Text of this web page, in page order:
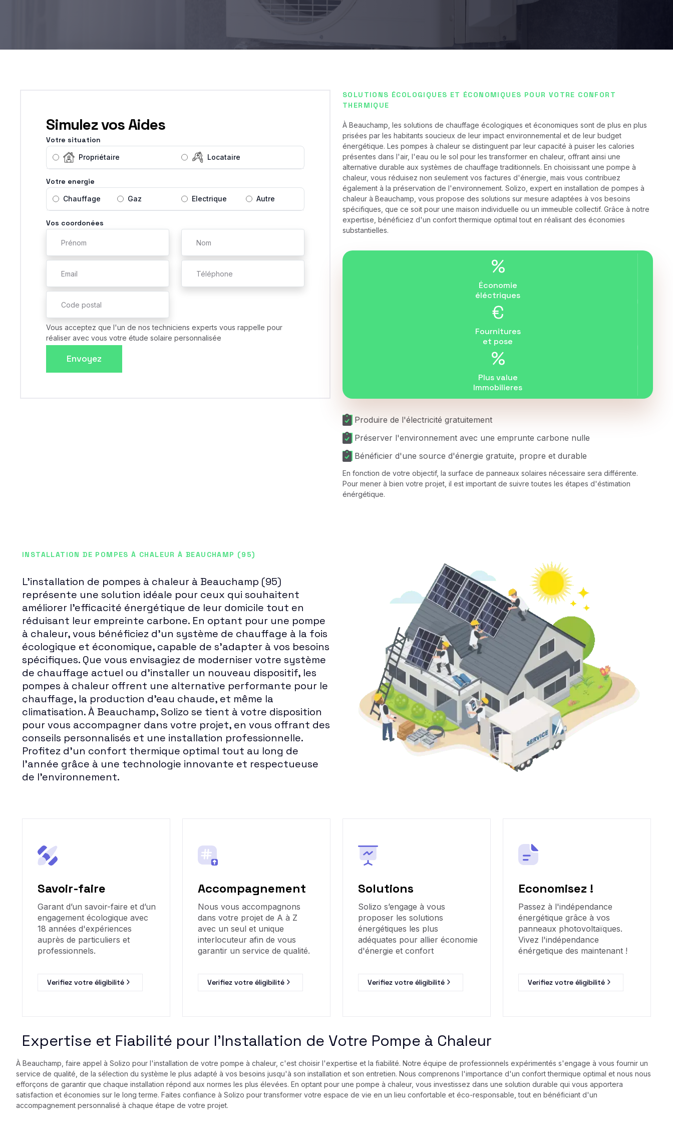
SOLUTIONS ÉCOLOGIQUES ET ÉCONOMIQUES POUR VOTRE CONFORT
THERMIQUE
À Beauchamp, les solutions de chauffage écologiques et économiques sont de plus en plus
prisées par les habitants soucieux de leur impact environnemental et de leur budget
énergétique. Les pompes à chaleur se distinguent par leur capacité à puiser les calories
présentes dans l'air, l'eau ou le sol pour les transformer en chaleur, offrant ainsi une
alternative durable aux systèmes de chauffage traditionnels. En choisissant une pompe à
chaleur, vous réduisez non seulement vos factures d'énergie, mais vous contribuez
également à la préservation de l'environnement. Solizo, expert en installation de pompes à
chaleur à Beauchamp, vous propose des solutions sur mesure adaptées à vos besoins
spécifiques, que ce soit pour une maison individuelle ou un immeuble collectif. Grâce à notre
expertise, bénéficiez d'un confort thermique optimal tout en réalisant des économies
substantielles.
%
Économie
éléctriques
€
Fournitures
et pose
%
Plus value
Immobilieres
Produire de l'électricité gratuitement
Préserver l'environnement avec une emprunte carbone nulle
Bénéficier d'une source d'énergie gratuite, propre et durable
En fonction de votre objectif, la surface de panneaux solaires nécessaire sera différente.
Pour mener à bien votre projet, il est important de suivre toutes les étapes d'éstimation
énérgétique.
Simulez vos Aides
Votre situation
Propriétaire Locataire
Votre energie
Chauffage Gaz Electrique Autre
Vos coordonées
Vous acceptez que l'un de nos techniciens experts vous rappelle pour
réaliser avec vous votre étude solaire personnalisée
Envoyez
INSTALLATION DE POMPES À CHALEUR À BEAUCHAMP (95)
L'installation de pompes à chaleur à Beauchamp (95)
représente une solution idéale pour ceux qui souhaitent
améliorer l'efficacité énergétique de leur domicile tout en
réduisant leur empreinte carbone. En optant pour une pompe
à chaleur, vous bénéficiez d'un système de chauffage à la fois
écologique et économique, capable de s'adapter à vos besoins
spécifiques. Que vous envisagiez de moderniser votre système
de chauffage actuel ou d'installer un nouveau dispositif, les
pompes à chaleur offrent une alternative performante pour le
chauffage, la production d'eau chaude, et même la
climatisation. À Beauchamp, Solizo se tient à votre disposition
pour vous accompagner dans votre projet, en vous offrant des
conseils personnalisés et une installation professionnelle.
Profitez d'un confort thermique optimal tout au long de
l'année grâce à une technologie innovante et respectueuse
de l'environnement.
Savoir-faire
Garant d’un savoir-faire et d’un
engagement écologique avec
18 années d'expériences
auprès de particuliers et
professionnels.
Verifiez votre éligibilité
Accompagnement
Nous vous accompagnons
dans votre projet de A à Z
avec un seul et unique
interlocuteur afin de vous
garantir un service de qualité.
Verifiez votre éligibilité
Solutions
Solizo s’engage à vous
proposer les solutions
énergétiques les plus
adéquates pour allier économie
d'énergie et confort
Verifiez votre éligibilité
Economisez !
Passez à l'indépendance
énergétique grâce à vos
panneaux photovoltaïques.
Vivez l'indépendance
énérgetique des maintenant !
Verifiez votre éligibilité
Expertise et Fiabilité pour l'Installation de Votre Pompe à Chaleur
À Beauchamp, faire appel à Solizo pour l'installation de votre pompe à chaleur, c'est choisir l'expertise et la fiabilité. Notre équipe de professionnels expérimentés s'engage à vous fournir un
service de qualité, de la sélection du système le plus adapté à vos besoins jusqu'à son installation et son entretien. Nous comprenons l'importance d'un confort thermique optimal et nous nous
efforçons de garantir que chaque installation répond aux normes les plus élevées. En optant pour une pompe à chaleur, vous investissez dans une solution durable qui vous apportera
satisfaction et économies sur le long terme. Faites confiance à Solizo pour transformer votre espace de vie en un lieu confortable et éco-responsable, tout en bénéficiant d'un
accompagnement personnalisé à chaque étape de votre projet.